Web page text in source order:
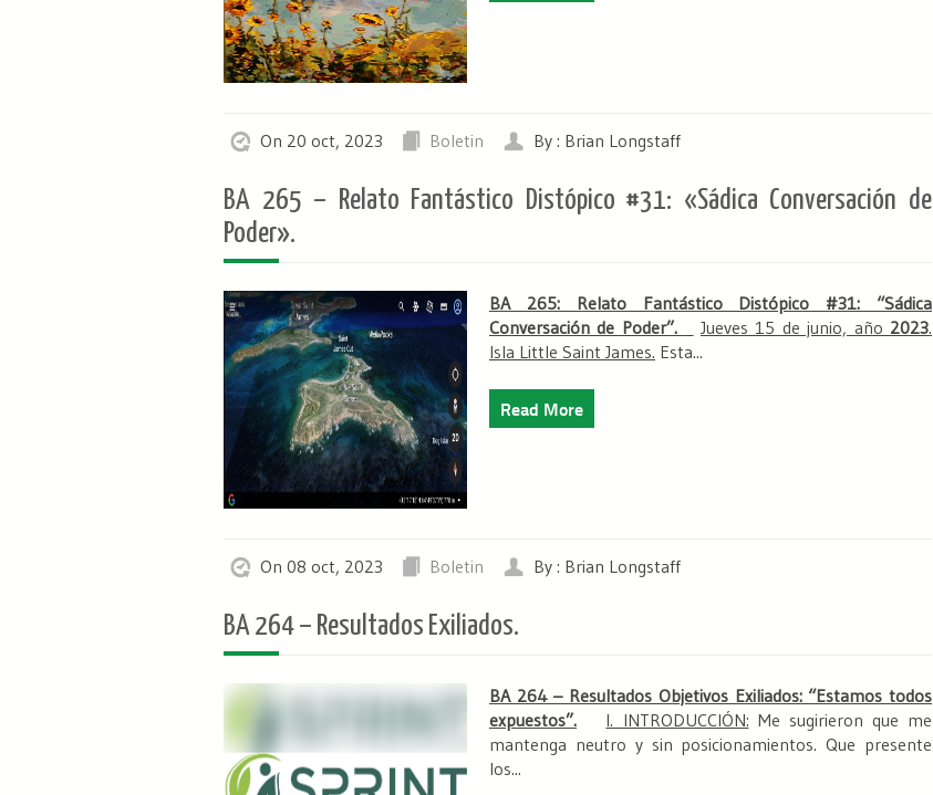
On 20 oct, 2023 Boletin By : Brian Longstaff
BA 265 – Relato Fantástico Distópico #31: «Sádica Conversación de
Poder».
BA 265: Relato Fantástico Distópico #31: “Sádica
Conversación de Poder”.
Jueves 15 de junio, año 2023.
Isla Little Saint James. Esta...
Read More
On 08 oct, 2023 Boletin By : Brian Longstaff
BA 264 – Resultados Exiliados.
BA 264 – Resultados Objetivos Exiliados: “Estamos todos
expuestos”.
I. INTRODUCCIÓN: Me sugirieron que me
mantenga neutro y sin posicionamientos. Que presente
los...